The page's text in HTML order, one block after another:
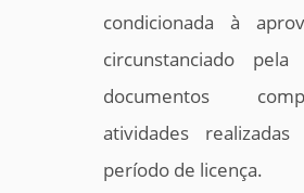
condicionada à
circunstanciado
documentos
atividades
período de licença.